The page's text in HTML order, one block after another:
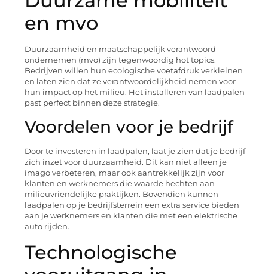
en mvo
Duurzaamheid en maatschappelijk verantwoord
ondernemen (mvo) zijn tegenwoordig hot topics.
Bedrijven willen hun ecologische voetafdruk verkleinen
en laten zien dat ze verantwoordelijkheid nemen voor
hun impact op het milieu. Het installeren van laadpalen
past perfect binnen deze strategie.
Voordelen voor je bedrijf
Door te investeren in laadpalen, laat je zien dat je bedrijf
zich inzet voor duurzaamheid. Dit kan niet alleen je
imago verbeteren, maar ook aantrekkelijk zijn voor
klanten en werknemers die waarde hechten aan
milieuvriendelijke praktijken. Bovendien kunnen
laadpalen op je bedrijfsterrein een extra service bieden
aan je werknemers en klanten die met een elektrische
auto rijden.
Technologische